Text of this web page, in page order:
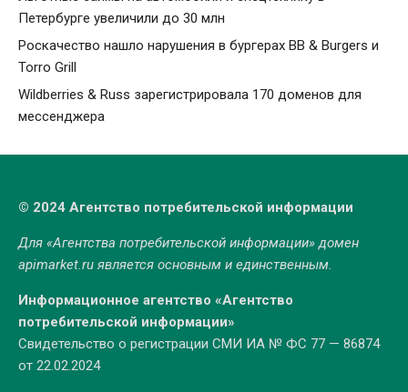
Петербурге увеличили до 30 млн
Роскачество нашло нарушения в бургерах BB & Burgers и
Torro Grill
Wildberries & Russ зарегистрировала 170 доменов для
мессенджера
© 2024 Агентство потребительской информации
Для «Агентства потребительской информации» домен
apimarket.ruявляется основным и единственным.
Информационное агентство «Агентство
потребительской информации»
Свидетельство о регистрации СМИ ИА № ФС 77 — 86874
от 22.02.2024